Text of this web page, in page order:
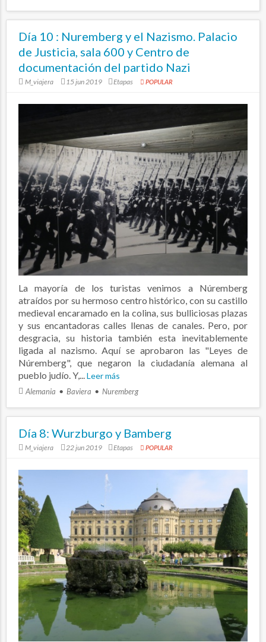
Día 10 : Nuremberg y el Nazismo. Palacio
de Justicia, sala 600 y Centro de
documentación del partido Nazi
M_viajera 15 jun 2019 Etapas POPULAR
La mayoría de los turistas venimos a Núremberg
atraídos por su hermoso centro histórico, con su castillo
medieval encaramado en la colina, sus bulliciosas plazas
y sus encantadoras calles llenas de canales. Pero, por
desgracia, su historia también esta inevitablemente
ligada al nazismo. Aquí se aprobaron las "Leyes de
Núremberg", que negaron la ciudadanía alemana al
pueblo judío. Y,...Leer más
Alemania Baviera Nuremberg
Día 8: Wurzburgo y Bamberg
M_viajera 22 jun 2019 Etapas POPULAR